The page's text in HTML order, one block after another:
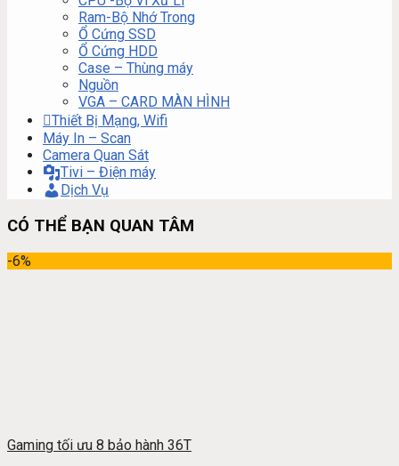
Ram-Bộ Nhớ Trong
Ổ Cứng SSD
Ổ Cứng HDD
Case – Thùng máy
Nguồn
VGA – CARD MÀN HÌNH
Thiết Bị Mạng, Wifi
Máy In – Scan
Camera Quan Sát
Tivi – Điện máy
Dịch Vụ
CÓ THỂ BẠN QUAN TÂM
-6%
Gaming tối ưu 8 bảo hành 36T